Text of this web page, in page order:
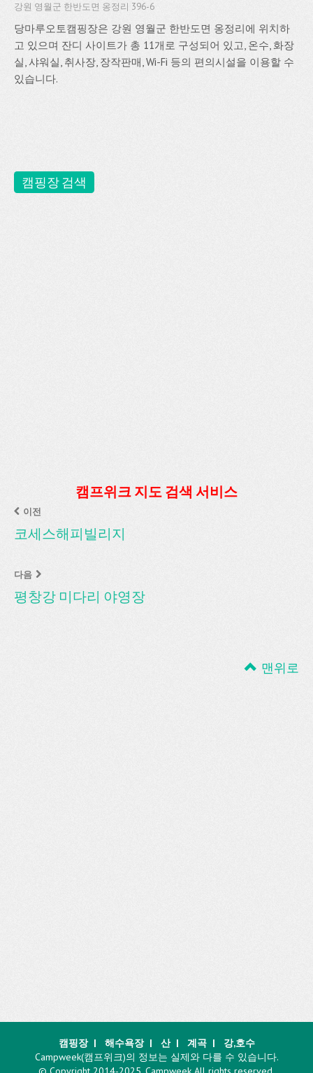
강원 영월군 한반도면 옹정리 396-6
당마루오토캠핑장은 강원 영월군 한반도면 옹정리에 위치하
고 있으며 잔디 사이트가 총 11개로 구성되어 있고, 온수, 화장
실, 샤워실, 취사장, 장작판매, Wi-Fi 등의 편의시설을 이용할 수
있습니다.
캠핑장 검색
캠프위크 지도 검색 서비스
이전
코세스해피빌리지
다음
평창강 미다리 야영장
맨위로
캠핑장| 해수욕장| 산| 계곡|
강,호수
Campweek(캠프위크)의 정보는 실제와 다를 수 있습니다.